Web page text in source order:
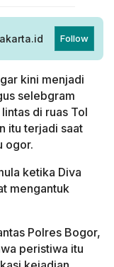
Follow
kini menjadi
selebgram
di ruas Tol
itu terjadi saat
ogor.
ketika Diva
mengantuk
Polres Bogor,
peristiwa itu